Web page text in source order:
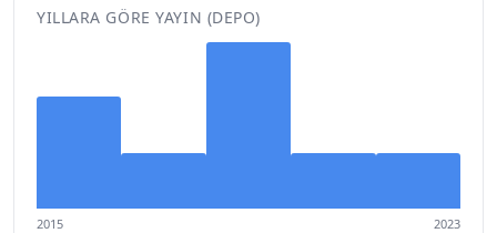
YILLARA GÖRE YAYIN (DEPO)
2015 2023